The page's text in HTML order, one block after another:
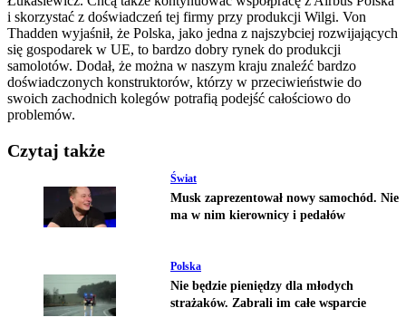
i skorzystać z doświadczeń tej firmy przy produkcji Wilgi. Von
Thadden wyjaśnił, że Polska, jako jedna z najszybciej rozwijających
się gospodarek w UE, to bardzo dobry rynek do produkcji
samolotów. Dodał, że można w naszym kraju znaleźć bardzo
doświadczonych konstruktorów, którzy w przeciwieństwie do
swoich zachodnich kolegów potrafią podejść całościowo do
problemów.
Czytaj także
Świat
Musk zaprezentował nowy samochód. Nie
ma w nim kierownicy i pedałów
Polska
Nie będzie pieniędzy dla młodych
strażaków. Zabrali im całe wsparcie